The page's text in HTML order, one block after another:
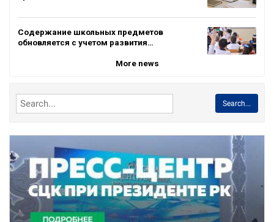
Содержание школьных предметов
обновляется с учетом развития…
More news
Search...